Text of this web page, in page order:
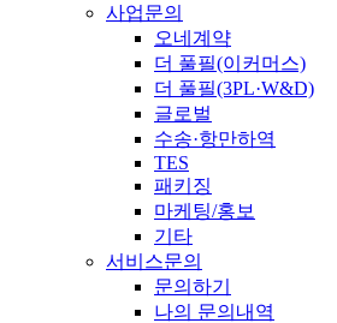
사업문의
오네계약
더 풀필(이커머스)
더 풀필(3PL·W&D)
글로벌
수송·항만하역
TES
패키징
마케팅/홍보
기타
서비스문의
문의하기
나의 문의내역